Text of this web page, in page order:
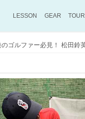
LESSON GEAR TOUR